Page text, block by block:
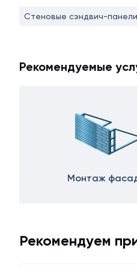
Стеновые сэндвич-панели
Рекомендуемые
Монтаж
Рекомендуем